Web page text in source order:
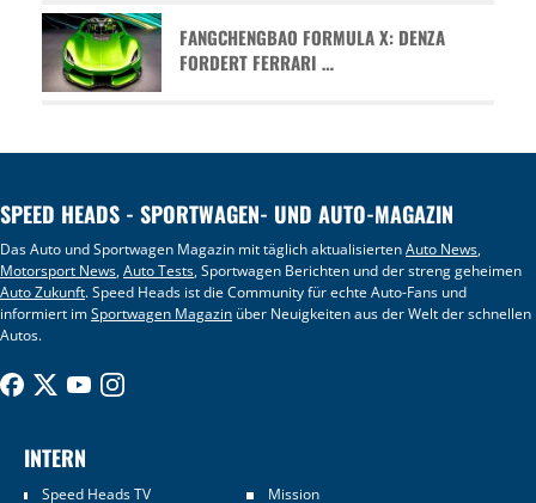
FANGCHENGBAO FORMULA X: DENZA
FORDERT FERRARI …
SPEED HEADS - SPORTWAGEN- UND AUTO-MAGAZIN
Das Auto und Sportwagen Magazin mit täglich aktualisiertenAuto News,
Motorsport News,Auto Tests, Sportwagen Berichten und der streng geheimen
Auto Zukunft. Speed Heads ist die Community für echte Auto-Fans und
informiert imSportwagen Magazin über Neuigkeiten aus der Welt der schnellen
Autos.
INTERN
Speed Heads TV Mission